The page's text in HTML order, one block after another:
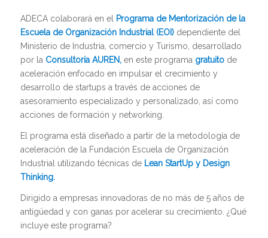
ADECA colaborará en el
Programa de Mentorización de la
Escuela de Organización Industrial (EOI)dependiente del
Ministerio de Industria, comercio y Turismo, desarrollado
por la Consultoría AUREN, en este programa gratuitode
aceleración enfocado en impulsar el crecimiento y
desarrollo de startups a través de acciones de
asesoramiento especializado y personalizado, así como
acciones de formación y networking.
El programa está diseñado a partir de la metodología de
aceleración de la Fundación Escuela de Organización
Industrial utilizando técnicas de Lean StartUp y Design
Thinking.
Dirigido a empresas innovadoras de no más de 5 años de
antigüedad y con ganas por acelerar su crecimiento. ¿Qué
incluye este programa?